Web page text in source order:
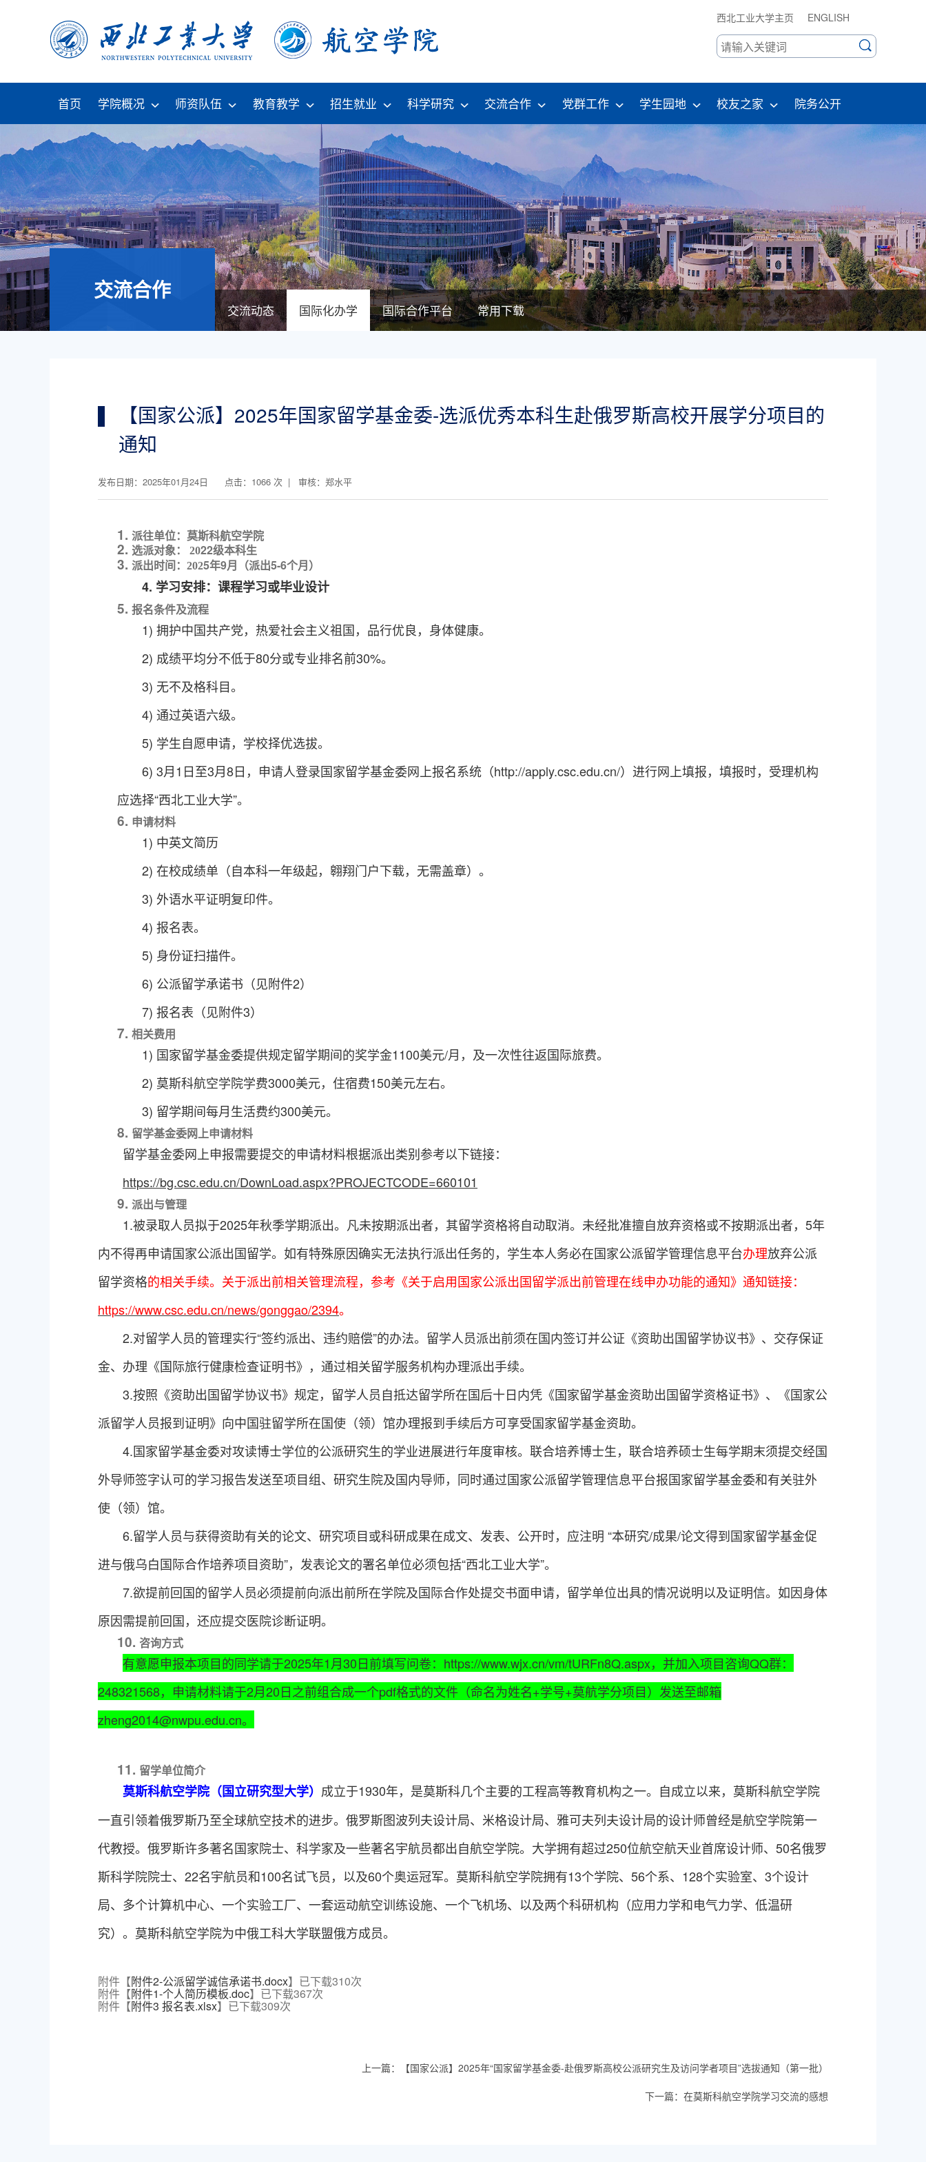
西北工业大学主页 ENGLISH
首页 学院概况 师资队伍 教育教学 招生就业 科学研究 交流合作 党群工作 学生园地 校友之家 院务公开
交流合作
交流动态 国际化办学 国际合作平台 常用下载
【国家公派】2025年国家留学基金委-选派优秀本科生赴俄罗斯高校开展学分项目的
通知
发布日期：2025年01月24日 点击： 1066 次 | 审核：郑水平
1. 派往单位：莫斯科航空学院
2. 选派对象： 2022级本科生
3. 派出时间： 2025年9月（派出5-6个月）
4. 学习安排：课程学习或毕业设计
5. 报名条件及流程
1) 拥护中国共产党，热爱社会主义祖国， 品行优良，身体健康。
2) 成绩平均分不低于80分或专业排名前30%。
3) 无不及格科目。
4) 通过英语六级。
5) 学生自愿申请， 学校择优选拔。
6) 3月1日至3月8日，申请人登录国家留学基金委网上报名系统（http://apply.csc.edu.cn/）进行网上填报，填报时，受理机构
应选择“西北工业大学”。
6. 申请材料
1) 中英文简历
2) 在校成绩单（自本科一年级起，翱翔门户下载，无需盖章） 。
3) 外语水平证明复印件。
4) 报名表。
5) 身份证扫描件。
6) 公派留学承诺书（见附件2）
7) 报名表（见附件3）
7. 相关费用
1) 国家留学基金委提供规定留学期间的奖学金1100美元/月，及一次性往返国际旅费。
2) 莫斯科航空学院学费3000美元，住宿费150美元左右。
3) 留学期间每月生活费约300美元。
8. 留学基金委网上申请材料
留学基金委网上申报需要提交的申请材料根据派出类别参考以下链接：
https://bg.csc.edu.cn/DownLoad.aspx?PROJECTCODE=660101
9. 派出与管理
1.被录取人员拟于2025年秋季学期派出。凡未按期派出者，其留学资格将自动取消。 未经批准擅自放弃资格或不按期派出者， 5年
内不得再申请国家公派出国留学。如有特殊原因确实无法执行派出任务的，学生本人务必在国家公派留学管理信息平台办理放弃公派
留学资格的相关手续。关于派出前相关管理流程，参考《关于启用国家公派出国留学派出前管理在线申办功能的通知》通知链接：
https://www.csc.edu.cn/news/gonggao/2394。
2.对留学人员的管理实行“签约派出、违约赔偿”的办法。留学人员派出前须在国内签订并公证《资助出国留学协议书》、交存保证
金、办理《国际旅行健康检查证明书》，通过相关留学服务机构办理派出手续。
3.按照《资助出国留学协议书》规定，留学人员自抵达留学所在国后十日内凭《国家留学基金资助出国留学资格证书》、《国家公
派留学人员报到证明》向中国驻留学所在国使（领）馆办理报到手续后方可享受国家留学基金资助。
4.国家留学基金委对攻读博士学位的公派研究生的学业进展进行年度审核。联合培养博士生，联合培养硕士生每学期末须提交经国
外导师签字认可的学习报告发送至项目组、研究生院及国内导师，同时通过国家公派留学管理信息平台报国家留学基金委和有关驻外
使（领）馆。
6.留学人员与获得资助有关的论文、研究项目或科研成果在成文、发表、公开时，应注明 “本研究/成果/论文得到国家留学基金促
进与俄乌白国际合作培养项目资助”，发表论文的署名单位必须包括“西北工业大学”。
7.欲提前回国的留学人员必须提前向派出前所在学院及国际合作处提交书面申请，留学单位出具的情况说明以及证明信。如因身体
原因需提前回国，还应提交医院诊断证明。
10. 咨询方式
有意愿申报本项目的同学请于2025年1月30日前填写问卷：https://www.wjx.cn/vm/tURFn8Q.aspx， 并加入项目咨询QQ群：
248321568，申请材料请于2月20日之前组合成一个pdf格式的文件 （命名为姓名+学号+莫航学分项目） 发送至邮箱
zheng2014@nwpu.edu.cn。
11. 留学单位简介
莫斯科航空学院（国立研究型大学） 成立于1930年，是莫斯科几个主要的工程高等教育机构之一。自成立以来，莫斯科航空学院
一直引领着俄罗斯乃至全球航空技术的进步。俄罗斯图波列夫设计局、米格设计局、 雅可夫列夫设计局的设计师曾经是航空学院第一
代教授。俄罗斯许多著名国家院士、科学家及一些著名宇航员都出自航空学院。大学拥有超过250位航空航天业首席设计师、50名俄罗
斯科学院院士、22名宇航员和100名试飞员，以及60个奥运冠军。莫斯科航空学院拥有13个学院、56个系、128个实验室、3个设计
局、多个计算机中心、一个实验工厂、一套运动航空训练设施、一个飞机场、以及两个科研机构（应用力学和电气力学、低温研
究）。莫斯科航空学院为中俄工科大学联盟俄方成员。
附件【附件2-公派留学诚信承诺书.docx】已下载310次
附件【附件1-个人简历模板.doc】已下载367次
附件【附件3 报名表.xlsx】已下载309次
上一篇： 【国家公派】2025年“国家留学基金委-赴俄罗斯高校公派研究生及访问学者项目”选拔通知（第一批）
下一篇： 在莫斯科航空学院学习交流的感想